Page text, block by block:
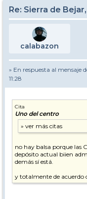
Re: Sierra de
calabazon
» En respuesta al mensaje
11:28
Cita
Uno del centro
no hay balsa porque las
depósito actual biien
demás sí está.
y totalmente de acuerdo